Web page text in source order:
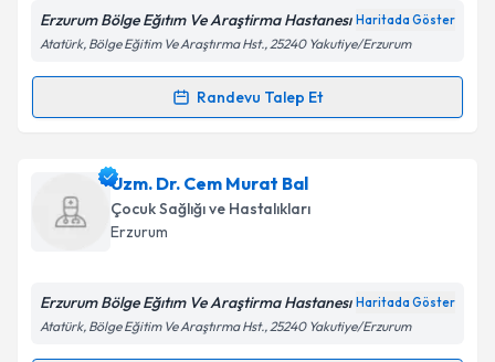
Kişisel verilerimin işlenmesine ilişkinAydınlatma
Metni'ni okudum ve kişisel verilerimin belirtilen
kapsamda işlenmesini kabul ediyorum.
Erzurum Bölge Eğıtım Ve Araştirma Hastanesı Haritada Göster
Atatürk, Bölge Eğitim Ve Araştırma Hst., 25240 Yakutiye/Erzurum
Randevu Talep Et
Randevu Takvimi Talebi
Ass. Dr. Soner Sertan Kara için randevu takvimi
talebi oluşturun. Size bu uzmandan randevu almanız
için bir takvim hazırlandığında e-posta ile
Uzm. Dr. Cem Murat Bal
Çocuk Sağlığı ve Hastalıkları
Erzurum
Erzurum Bölge Eğıtım Ve Araştirma Hastanesı Haritada Göster
Atatürk, Bölge Eğitim Ve Araştırma Hst., 25240 Yakutiye/Erzurum